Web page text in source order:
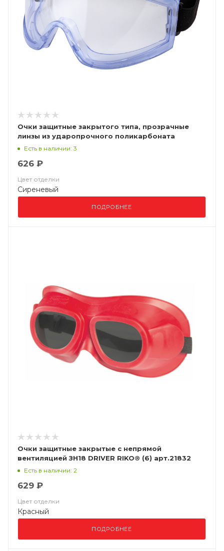
Очки защитные закрытого типа, прозрачные
линзы из ударопрочного поликарбоната
JSG1011-C Chem vision
Есть в наличии: 3
626 ₽
Цвет отделки
Сиреневый
ПОДРОБНЕЕ
Очки защитные закрытые с непрямой
вентиляцией ЗН18 DRIVER RIKO® (6) арт.21832
Есть в наличии: 2
629 ₽
Цвет отделки
Красный
ПОДРОБНЕЕ